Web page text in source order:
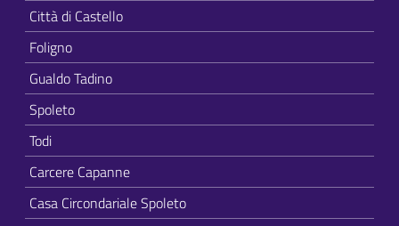
Città di Castello
Foligno
Gualdo Tadino
Spoleto
Todi
Carcere Capanne
Casa Circondariale Spoleto